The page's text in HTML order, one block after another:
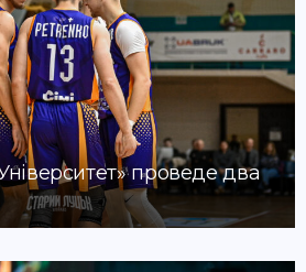
проведе два